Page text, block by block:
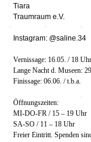
Tiara
Traumraum e.V.
Instagram: @saline.34
Vernissage: 16.05. / 18 Uhr
Lange Nacht d. Museen:
Finissage: 06.06. / t.b.a.
Öffnungszeiten:
MI-DO-FR / 15 – 19 Uhr
SA-SO / 11 – 18 Uhr
Freier Eintritt. Spenden